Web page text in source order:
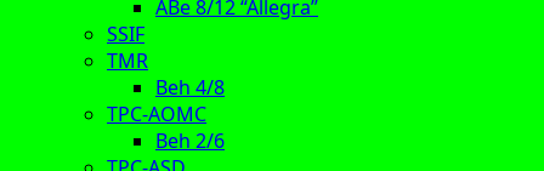
ABe 8/12 “Allegra”
SSIF
TMR
Beh 4/8
TPC-AOMC
Beh 2/6